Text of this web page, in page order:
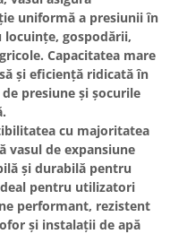
uniformă a presiunii în
gospodării,
Capacitatea mare
și eficiență ridicată în
presiune și șocurile
cu majoritatea
de expansiune
și durabilă pentru
pentru utilizatori
performant, rezistent
și instalații de apă